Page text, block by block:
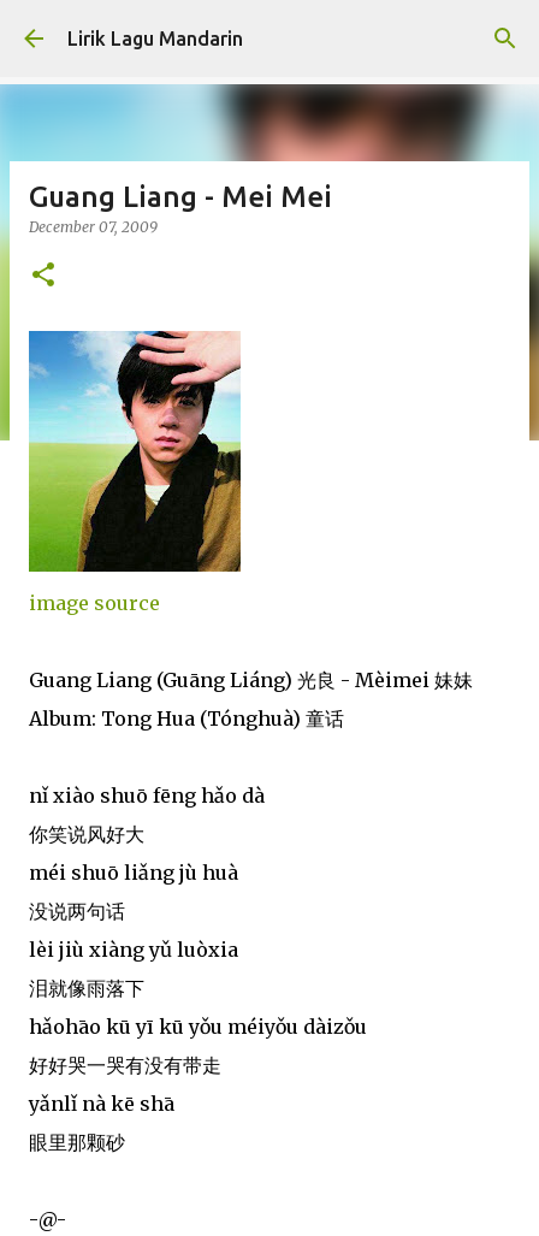
Skip to main content
Lirik Lagu Mandarin
Guang Liang - Mei Mei
December 07, 2009
image source
Guang Liang (Guāng Liáng) 光良 - Mèimei 妹妹
Album: Tong Hua (Tónghuà) 童话
nǐ xiào shuō fēng hǎo dà
你笑说风好大
méi shuō liǎng jù huà
没说两句话
lèi jiù xiàng yǔ luòxia
泪就像雨落下
hǎohāo kū yī kū yǒu méiyǒu dàizǒu
好好哭一哭有没有带走
yǎnlǐ nà kē shā
眼里那颗砂
-@-